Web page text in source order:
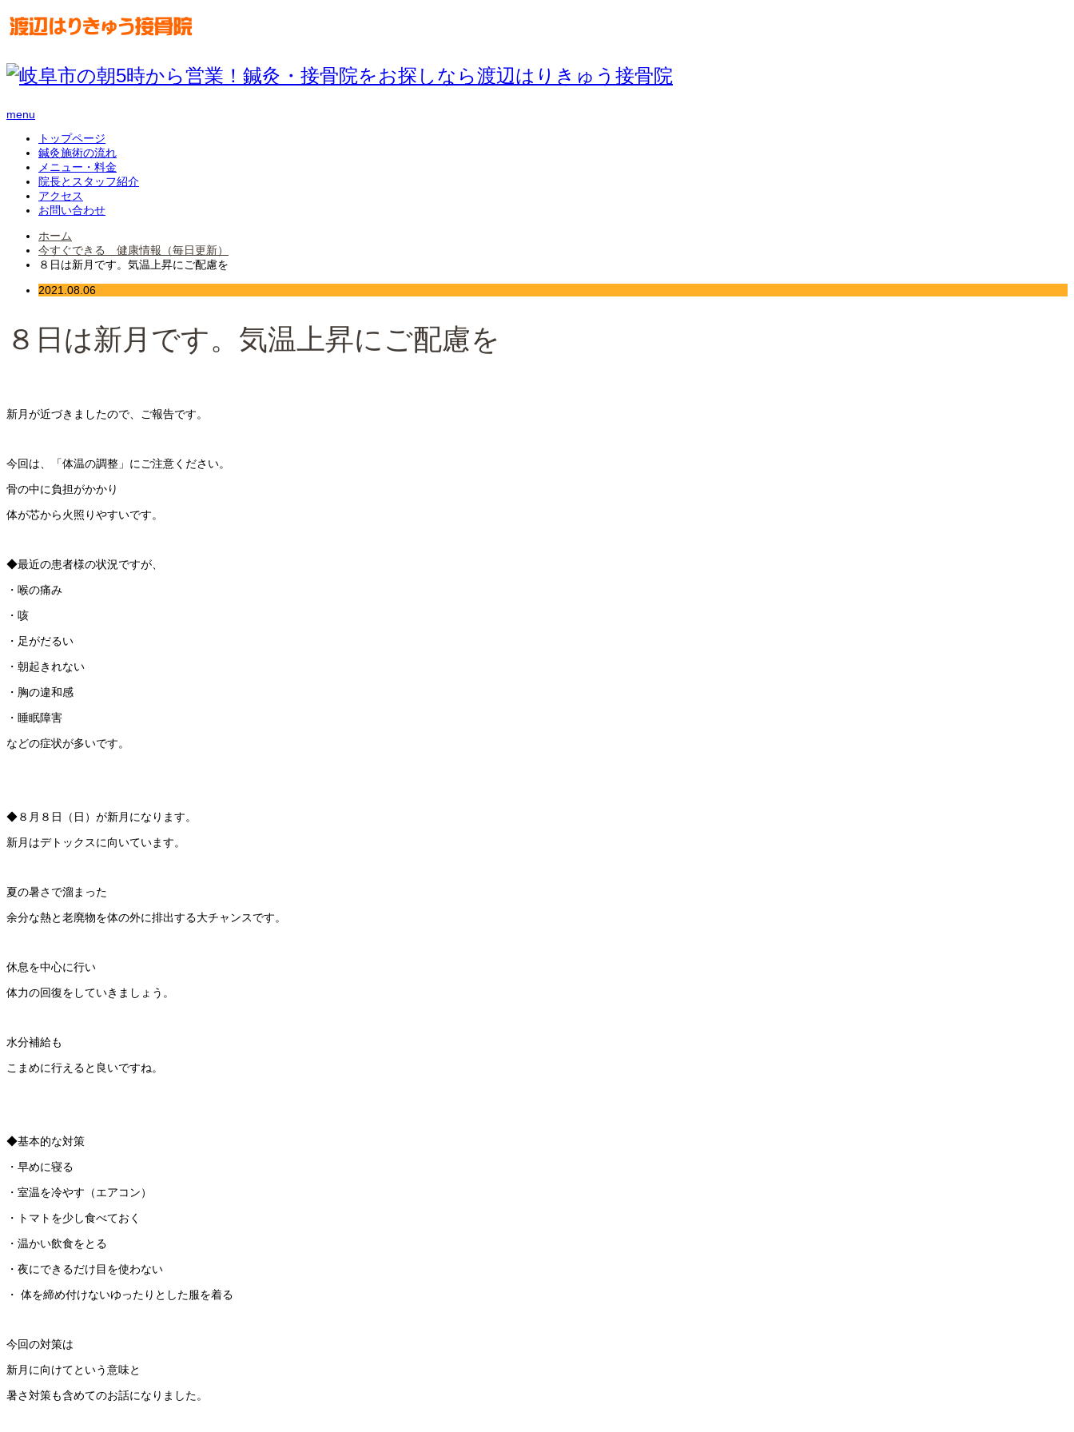
menu
トップページ
鍼灸施術の流れ
メニュー・料金
院長とスタッフ紹介
アクセス
お問い合わせ
ホーム
今すぐできる 健康情報（毎日更新）
８日は新月です。気温上昇にご配慮を
2021.08.06
８日は新月です。気温上昇にご配慮を
新月が近づきましたので、ご報告です。
今回は、「体温の調整」にご注意ください。
骨の中に負担がかかり
体が芯から火照りやすいです。
◆最近の患者様の状況ですが、
・喉の痛み
・咳
・足がだるい
・朝起きれない
・胸の違和感
・睡眠障害
などの症状が多いです。
◆８月８日（日）が新月になります。
新月はデトックスに向いています。
夏の暑さで溜まった
余分な熱と老廃物を体の外に排出する大チャンスです。
休息を中心に行い
体力の回復をしていきましょう。
水分補給も
こまめに行えると良いですね。
◆基本的な対策
・早めに寝る
・室温を冷やす（エアコン）
・トマトを少し食べておく
・温かい飲食をとる
・夜にできるだけ目を使わない
・ 体を締め付けないゆったりとした服を着る
今回の対策は
新月に向けてという意味と
暑さ対策も含めてのお話になりました。